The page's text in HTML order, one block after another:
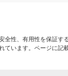
性、有用性を保証す
います。ページに